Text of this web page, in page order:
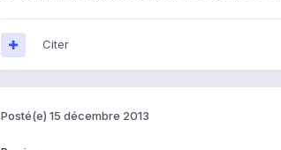
Citer
Posté(e) 15 décembre 2013